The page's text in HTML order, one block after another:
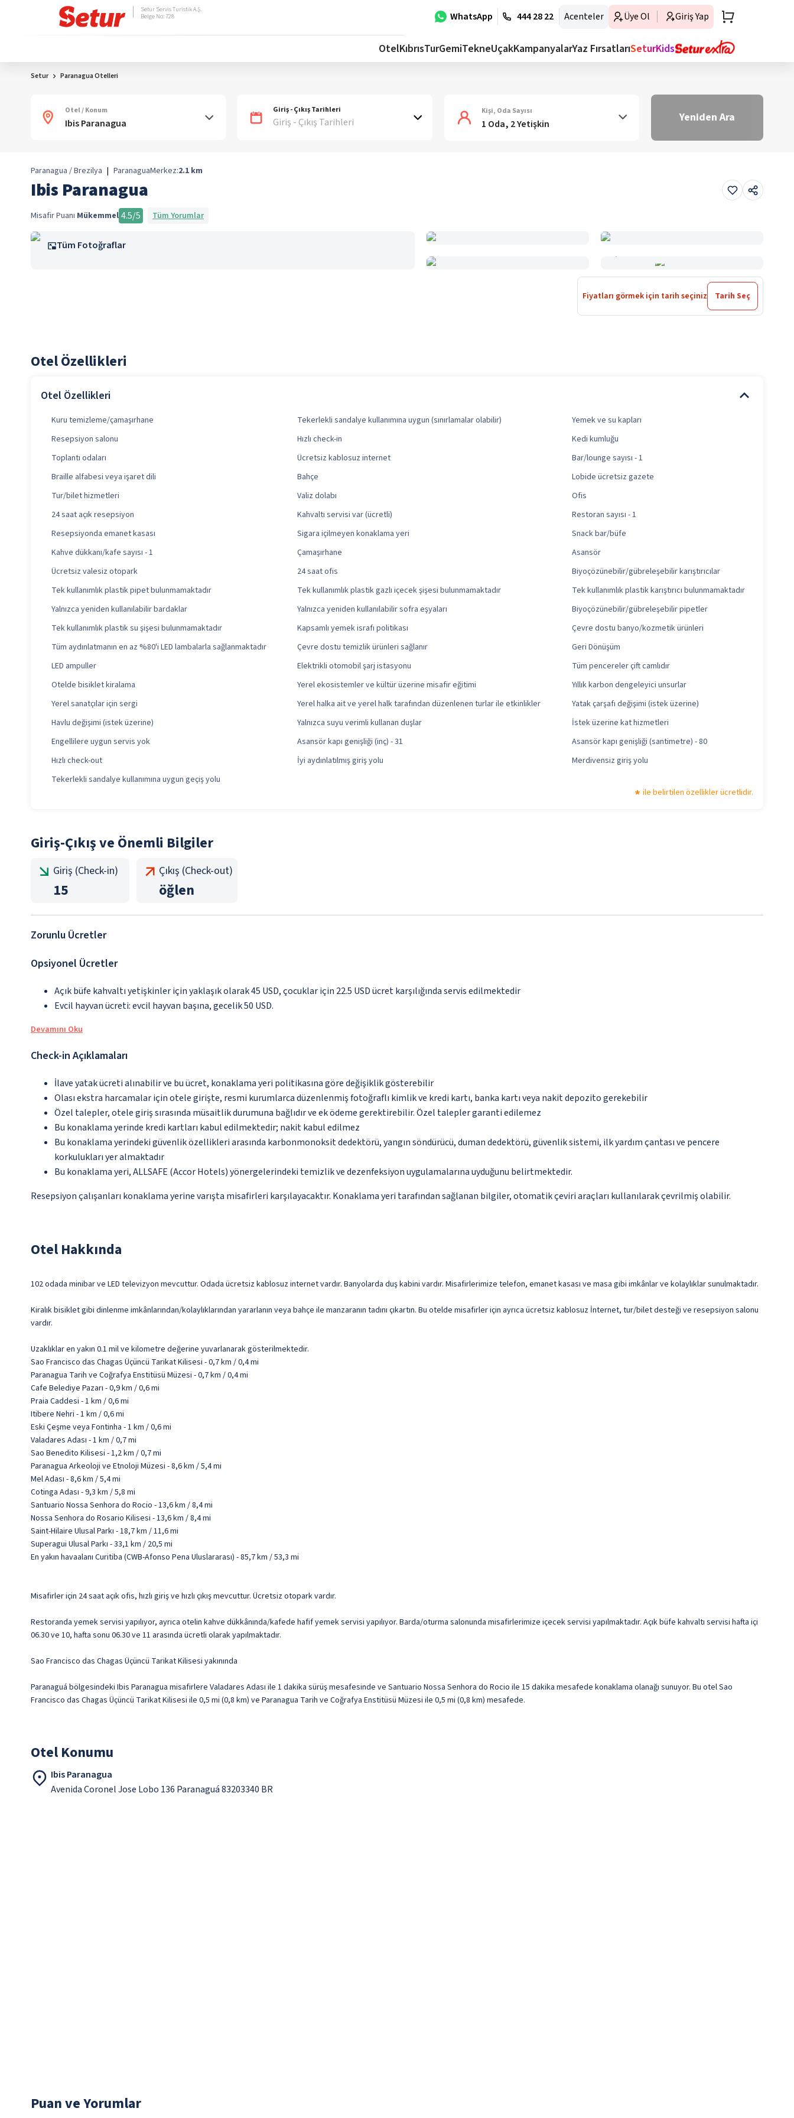
WhatsApp 444 28 22 Acenteler Üye Ol Giriş Yap
Setur Servis Turistik A.Ş.
Belge No: 728
OtelKıbrısTurGemiTekneUçakKampanyalarYaz FırsatlarıSeturKids
Setur Paranagua Otelleri
Otel / Konum Giriş - Çıkış Tarihleri
Giriş - Çıkış Tarihleri
Kişi, Oda Sayısı
1 Oda, 2 Yetişkin Yeniden Ara
Paranagua / Brezilya | ParanaguaMerkez:2.1 km
Ibis Paranagua
Misafir Puanı Mükemmel 4.5/5 Tüm Yorumlar
Tüm Fotoğraflar
Fiyatları görmek için tarih seçiniz Tarih Seç
Otel Özellikleri
Otel Özellikleri
Kuru temizleme/çamaşırhane Tekerlekli sandalye kullanımına uygun (sınırlamalar olabilir)
Yemek ve su kapları
Resepsiyon salonu
Hızlı check-in
Kedi kumluğu
Toplantı odaları
Ücretsiz kablosuz internet
Bar/lounge sayısı - 1
Braille alfabesi veya işaret dili
Bahçe
Lobide ücretsiz gazete
Tur/bilet hizmetleri
Valiz dolabı
Ofis
24 saat açık resepsiyon
Kahvaltı servisi var (ücretli)
Restoran sayısı - 1
Resepsiyonda emanet kasası
Sigara içilmeyen konaklama yeri
Snack bar/büfe
Kahve dükkanı/kafe sayısı - 1
Çamaşırhane
Asansör
Ücretsiz valesiz otopark
24 saat ofis
Biyoçözünebilir/gübreleşebilir karıştırıcılar
Tek kullanımlık plastik pipet bulunmamaktadır
Tek kullanımlık plastik gazlı içecek şişesi bulunmamaktadır
Tek kullanımlık plastik karıştırıcı bulunmamaktadır
Yalnızca yeniden kullanılabilir bardaklar
Yalnızca yeniden kullanılabilir sofra eşyaları
Biyoçözünebilir/gübreleşebilir pipetler
Tek kullanımlık plastik su şişesi bulunmamaktadır
Kapsamlı yemek israfı politikası
Çevre dostu banyo/kozmetik ürünleri
Tüm aydınlatmanın en az %80'i LED lambalarla sağlanmaktadır
Çevre dostu temizlik ürünleri sağlanır
Geri Dönüşüm
LED ampuller
Elektrikli otomobil şarj istasyonu
Tüm pencereler çift camlıdır
Otelde bisiklet kiralama
Yerel ekosistemler ve kültür üzerine misafir eğitimi
Yıllık karbon dengeleyici unsurlar
Yerel sanatçılar için sergi
Yerel halka ait ve yerel halk tarafından düzenlenen turlar ile etkinlikler
Yatak çarşafı değişimi (istek üzerine)
Havlu değişimi (istek üzerine)
Yalnızca suyu verimli kullanan duşlar
İstek üzerine kat hizmetleri
Engellilere uygun servis yok
Asansör kapı genişliği (inç) - 31
Asansör kapı genişliği (santimetre) - 80
Hızlı check-out
İyi aydınlatılmış giriş yolu
Merdivensiz giriş yolu
Tekerlekli sandalye kullanımına uygun geçiş yolu
ile belirtilen özellikler ücretlidir.
Giriş-Çıkış ve Önemli Bilgiler
Giriş (Check-in)
15
Çıkış (Check-out)
öğlen
Zorunlu Ücretler
Opsiyonel Ücretler
Açık büfe kahvaltı yetişkinler için yaklaşık olarak 45 USD, çocuklar için 22.5 USD ücret karşılığında servis edilmektedir
Evcil hayvan ücreti: evcil hayvan başına, gecelik 50 USD.
Devamını Oku
Check-in Açıklamaları
İlave yatak ücreti alınabilir ve bu ücret, konaklama yeri politikasına göre değişiklik gösterebilir
Olası ekstra harcamalar için otele girişte, resmi kurumlarca düzenlenmiş fotoğraflı kimlik ve kredi kartı, banka kartı veya nakit depozito gerekebilir
Özel talepler, otele giriş sırasında müsaitlik durumuna bağlıdır ve ek ödeme gerektirebilir. Özel talepler garanti edilemez
Bu konaklama yerinde kredi kartları kabul edilmektedir; nakit kabul edilmez
Bu konaklama yerindeki güvenlik özellikleri arasında karbonmonoksit dedektörü, yangın söndürücü, duman dedektörü, güvenlik sistemi, ilk yardım çantası ve pencere
korkulukları yer almaktadır
Bu konaklama yeri, ALLSAFE (Accor Hotels) yönergelerindeki temizlik ve dezenfeksiyon uygulamalarına uyduğunu belirtmektedir.
Resepsiyon çalışanları konaklama yerine varışta misafirleri karşılayacaktır. Konaklama yeri tarafından sağlanan bilgiler, otomatik çeviri araçları kullanılarak çevrilmiş olabilir.
Otel Hakkında
102 odada minibar ve LED televizyon mevcuttur. Odada ücretsiz kablosuz internet vardır. Banyolarda duş kabini vardır. Misafirlerimize telefon, emanet kasası ve masa gibi imkânlar ve kolaylıklar sunulmaktadır.
Kiralık bisiklet gibi dinlenme imkânlarından/kolaylıklarından yararlanın veya bahçe ile manzaranın tadını çıkartın. Bu otelde misafirler için ayrıca ücretsiz kablosuz İnternet, tur/bilet desteği ve resepsiyon salonu
vardır.
Uzaklıklar en yakın 0.1 mil ve kilometre değerine yuvarlanarak gösterilmektedir.
Sao Francisco das Chagas Üçüncü Tarikat Kilisesi - 0,7 km / 0,4 mi
Paranagua Tarih ve Coğrafya Enstitüsü Müzesi - 0,7 km / 0,4 mi
Cafe Belediye Pazarı - 0,9 km / 0,6 mi
Praia Caddesi - 1 km / 0,6 mi
Itibere Nehri - 1 km / 0,6 mi
Eski Çeşme veya Fontinha - 1 km / 0,6 mi
Valadares Adası - 1 km / 0,7 mi
Sao Benedito Kilisesi - 1,2 km / 0,7 mi
Paranagua Arkeoloji ve Etnoloji Müzesi - 8,6 km / 5,4 mi
Mel Adası - 8,6 km / 5,4 mi
Cotinga Adası - 9,3 km / 5,8 mi
Santuario Nossa Senhora do Rocio - 13,6 km / 8,4 mi
Nossa Senhora do Rosario Kilisesi - 13,6 km / 8,4 mi
Saint-Hilaire Ulusal Parkı - 18,7 km / 11,6 mi
Superagui Ulusal Parkı - 33,1 km / 20,5 mi
En yakın havaalanı Curitiba (CWB-Afonso Pena Uluslararası) - 85,7 km / 53,3 mi
Misafirler için 24 saat açık ofis, hızlı giriş ve hızlı çıkış mevcuttur. Ücretsiz otopark vardır.
Restoranda yemek servisi yapılıyor, ayrıca otelin kahve dükkânında/kafede hafif yemek servisi yapılıyor. Barda/oturma salonunda misafirlerimize içecek servisi yapılmaktadır. Açık büfe kahvaltı servisi hafta içi
06.30 ve 10, hafta sonu 06.30 ve 11 arasında ücretli olarak yapılmaktadır.
Sao Francisco das Chagas Üçüncü Tarikat Kilisesi yakınında
Paranaguá bölgesindeki Ibis Paranagua misafirlere Valadares Adası ile 1 dakika sürüş mesafesinde ve Santuario Nossa Senhora do Rocio ile 15 dakika mesafede konaklama olanağı sunuyor. Bu otel Sao
Francisco das Chagas Üçüncü Tarikat Kilisesi ile 0,5 mi (0,8 km) ve Paranagua Tarih ve Coğrafya Enstitüsü Müzesi ile 0,5 mi (0,8 km) mesafede.
Otel Konumu
Ibis Paranagua
Avenida Coronel Jose Lobo 136 Paranaguá 83203340 BR
Puan ve Yorumlar